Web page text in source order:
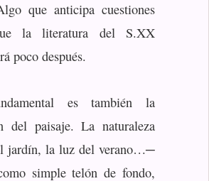
que anticipa cuestiones
la literatura del S.XX
poco después.
es también la
del paisaje. La naturaleza
jardín, la luz del verano…─
simple telón de fondo,